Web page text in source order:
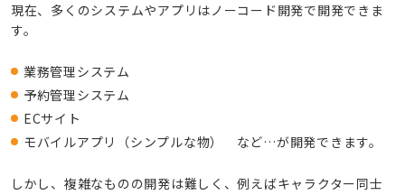
現在、多くのシステムやアプリはノーコード開発で開発できま
す。
業務管理システム
予約管理システム
ECサイト
モバイルアプリ（シンプルな物） など…が開発できます。
しかし、複雑なものの開発は難しく、例えばキャラクター同士